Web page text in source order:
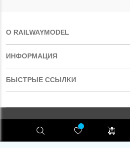
О RAILWAYMODEL
ИНФОРМАЦИЯ
БЫСТРЫЕ ССЫЛКИ
RAILWAYMODEL.COM ©2001-2026